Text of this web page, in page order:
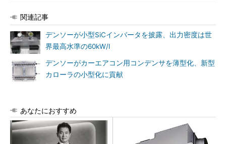
関連記事
デンソーが小型SiCインバータを披露、出力密度は世
界最高水準の60kW/l
デンソーがカーエアコン用コンデンサを薄型化、新型
カローラの小型化に貢献
あなたにおすすめ